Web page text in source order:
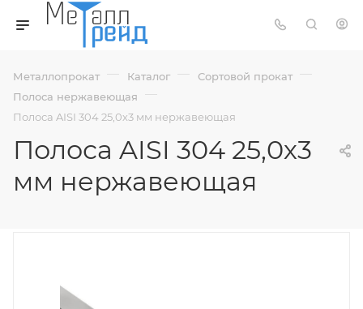
Металлопрокат — Каталог — Сортовой прокат —
Полоса нержавеющая —
Полоса AISI 304 25,0х3 мм нержавеющая
Полоса AISI 304 25,0х3
мм нержавеющая